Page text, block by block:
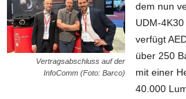
Vertragsabschluss auf der
InfoComm (Foto: Barco)
dem nun
UDM-
verfügt
über 250
mit einer
40.000